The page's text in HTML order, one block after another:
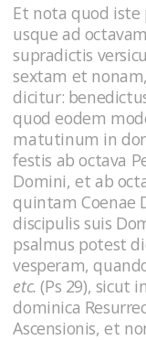
Et nota quod iste
usque ad
supradictis
sextam et
dicitur:
quod eodem
matutinum in
festis ab octava
Domini, et ab
quintam Coenae
discipulis suis
psalmus potest
vesperam,
etc.(Ps 29), sicut
dominica
Ascensionis, et